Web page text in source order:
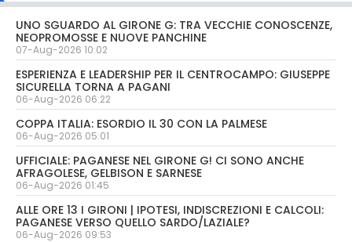
UNO SGUARDO AL GIRONE G: TRA VECCHIE CONOSCENZE,
NEOPROMOSSE E NUOVE PANCHINE
07-Aug-2026 10:02
ESPERIENZA E LEADERSHIP PER IL CENTROCAMPO: GIUSEPPE
SICURELLA TORNA A PAGANI
06-Aug-2026 06:22
COPPA ITALIA: ESORDIO IL 30 CON LA PALMESE
06-Aug-2026 05:01
UFFICIALE: PAGANESE NEL GIRONE G! CI SONO ANCHE
AFRAGOLESE, GELBISON E SARNESE
06-Aug-2026 01:45
ALLE ORE 13 I GIRONI | IPOTESI, INDISCREZIONI E CALCOLI:
PAGANESE VERSO QUELLO SARDO/LAZIALE?
06-Aug-2026 09:53